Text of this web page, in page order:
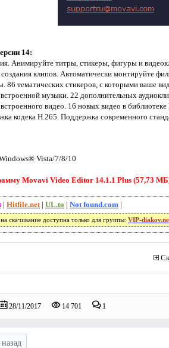
14:
Анимируйте титры, стикеры, фигуры и
клипов. Автоматически монтируйте
86 тематических стикеров, с которыми ваше
музыки. 22 дополнительных
видео. 16 новых видео в библиотеке
кодека H.265. Поддержка современного
Vista/7/8/10
Movavi Video Editor 14.1.1 Plus (57,73
| Hitfile.net| UL.to | Not found.com |
скачивание доступна только для группы: VIP-
28/11/2017 14 701 1